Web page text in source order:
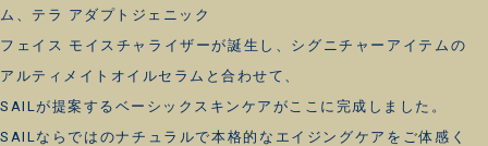
ム、テラ アダプトジェニック
フェイス モイスチャライザーが誕生し、シグニチャーアイテムの
アルティメイトオイルセラムと合わせて、
SAILが提案するベーシックスキンケアがここに完成しました。
SAILならではのナチュラルで本格的なエイジングケアをご体感く